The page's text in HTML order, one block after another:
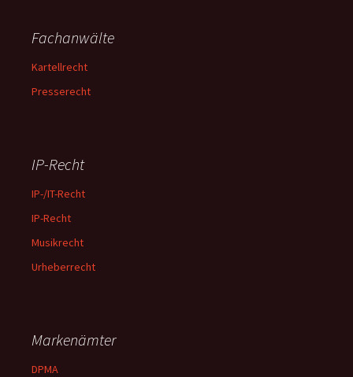
Fachanwälte
Kartellrecht
Presserecht
IP-Recht
IP-/IT-Recht
IP-Recht
Musikrecht
Urheberrecht
Markenämter
DPMA